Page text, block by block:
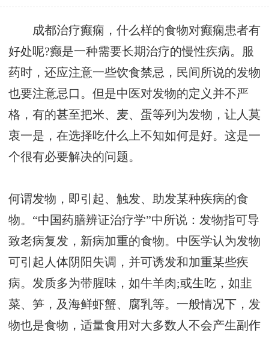
成都治疗癫痫，什么样的食物对癫痫患者有
好处呢?癫是一种需要长期治疗的慢性疾病。服
药时，还应注意一些饮食禁忌，民间所说的发物
也要注意忌口。但是中医对发物的定义并不严
格，有的甚至把米、麦、蛋等列为发物，让人莫
衷一是，在选择吃什么上不知如何是好。这是一
个很有必要解决的问题。
何谓发物，即引起、触发、助发某种疾病的食
物。“中国药膳辨证治疗学”中所说：发物指可导
致老病复发，新病加重的食物。中医学认为发物
可引起人体阴阳失调，并可诱发和加重某些疾
病。发质多为带腥味，如牛羊肉;或生吃，如韭
菜、笋，及海鲜虾蟹、腐乳等。一般情况下，发
物也是食物，适量食用对大多数人不会产生副作